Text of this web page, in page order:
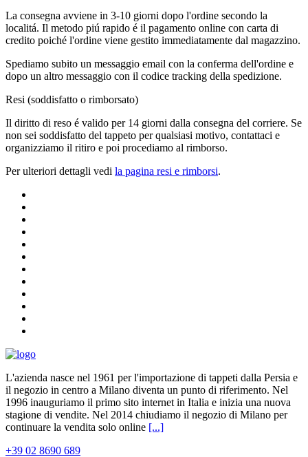
La consegna avviene in 3-10 giorni dopo l'ordine secondo la
localitá. Il metodo piú rapido é il pagamento online con carta di
credito poiché l'ordine viene gestito immediatamente dal magazzino.
Spediamo subito un messaggio email con la conferma dell'ordine e
dopo un altro messaggio con il codice tracking della spedizione.
Resi (soddisfatto o rimborsato)
Il diritto di reso é valido per 14 giorni dalla consegna del corriere. Se
non sei soddisfatto del tappeto per qualsiasi motivo, contattaci e
organizziamo il ritiro e poi procediamo al rimborso.
Per ulteriori dettagli vedi la pagina resi e rimborsi.
L'azienda nasce nel 1961 per l'importazione di tappeti dalla Persia e
il negozio in centro a Milano diventa un punto di riferimento. Nel
1996 inauguriamo il primo sito internet in Italia e inizia una nuova
stagione di vendite. Nel 2014 chiudiamo il negozio di Milano per
continuare la vendita solo online [...]
+39 02 8690 689